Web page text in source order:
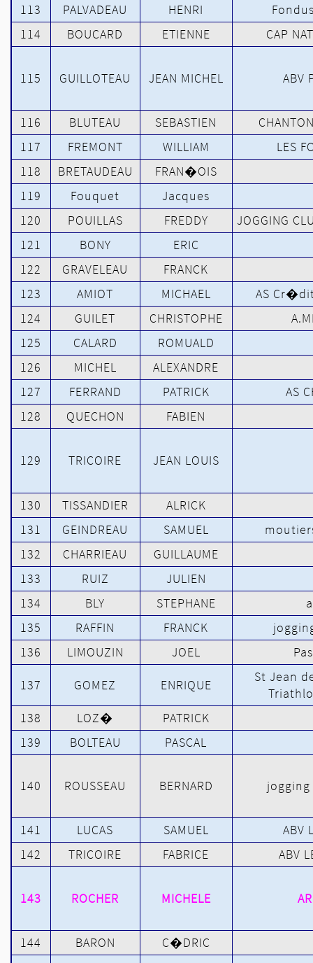
113
PALVADEAU HENRI
114
BOUCARD ETIENNE CAP
115 GUILLOTEAU JEAN MICHEL ABV
116 BLUTEAU SEBASTIEN
117
FREMONT WILLIAM
LES
118
BRETAUDEAU
FRAN�OIS
119
Fouquet
Jacques
120
POUILLAS FREDDY
JOGGING
121
BONY
ERIC
122
GRAVELEAU
FRANCK
123
AMIOT MICHAEL
AS
124
GUILET CHRISTOPHE
125
CALARD
ROMUALD
126
MICHEL
ALEXANDRE
127
FERRAND PATRICK
AS
128
QUECHON FABIEN
129 TRICOIRE JEAN LOUIS
130 TISSANDIER
ALRICK
131
GEINDREAU SAMUEL
132
CHARRIEAU
GUILLAUME
133
RUIZ
JULIEN
134
BLY STEPHANE
135
RAFFIN FRANCK
136
LIMOUZIN JOEL
137 GOMEZ ENRIQUE
St Jean
138
LOZ�
PATRICK
139
BOLTEAU PASCAL
140 ROUSSEAU BERNARD
141 LUCAS SAMUEL
ABV
142
TRICOIRE FABRICE ABV
143 ROCHER MICHELE
144 BARON
C�DRIC